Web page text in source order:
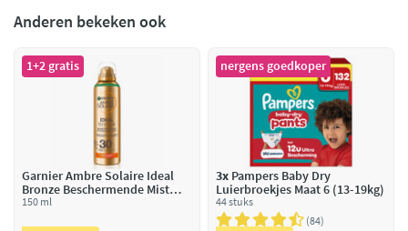
Anderen bekeken ook
1+2 gratis
Garnier Ambre Solaire Ideal
Bronze Beschermende Mist
SPF 30
150 ml
nergens goedkoper
3x Pampers Baby Dry
Luierbroekjes Maat 6 (13-19kg)
44 stuks
84